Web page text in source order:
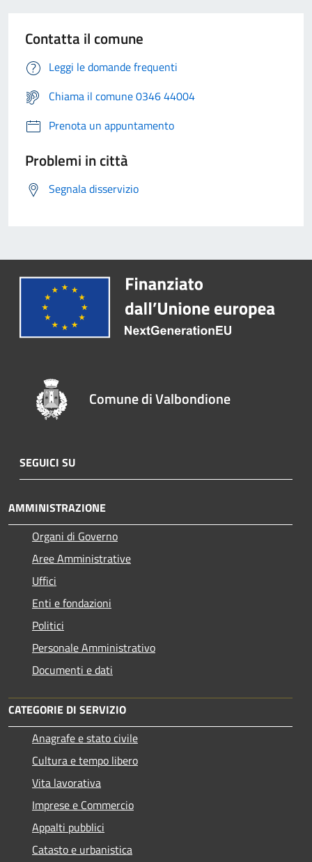
Contatta il comune
Leggi le domande frequenti
Chiama il comune 0346 44004
Prenota un appuntamento
Problemi in città
Segnala disservizio
Comune di Valbondione
SEGUICI SU
AMMINISTRAZIONE
Organi di Governo
Aree Amministrative
Uffici
Enti e fondazioni
Politici
Personale Amministrativo
Documenti e dati
CATEGORIE DI SERVIZIO
Anagrafe e stato civile
Cultura e tempo libero
Vita lavorativa
Imprese e Commercio
Appalti pubblici
Catasto e urbanistica